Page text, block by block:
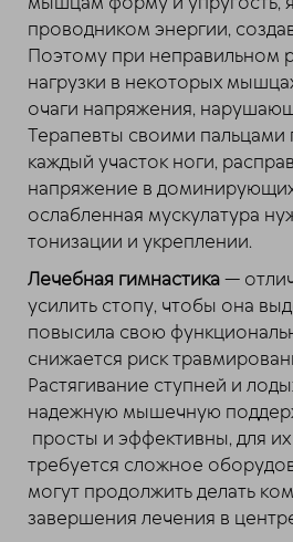
проводником энергии,
Поэтому при неправильном
нагрузки в некоторых
очаги напряжения,
Терапевты своими
каждый участок ноги,
напряжение в
ослабленная мускулатура
тонизации и укреплении.
Лечебная гимнастика—
усилить стопу, чтобы она
повысила свою
снижается риск
Растягивание ступней и
надежную мышечную
просты и эффективны, для
требуется сложное
могут продолжить делать
завершения лечения в